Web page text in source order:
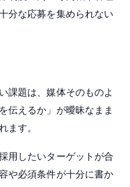
分な応募を集められない
課題は、媒体そのものよ
伝えるか」が曖昧なまま
ます。
用したいターゲットが合
や必須条件が十分に書か